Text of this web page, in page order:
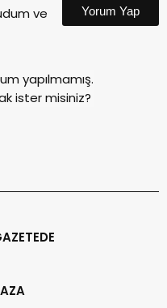
ve
Yorum Yap
yapılmamış.
ister misiniz?